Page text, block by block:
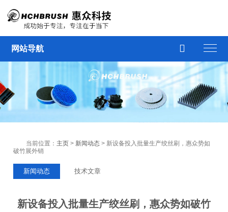
网站导航 
当前位置： 主页 > 新闻动态 > 新设备投入批量生产绞丝刷，惠众势如
破竹展外销
新闻动态 技术文章
新设备投入批量生产绞丝刷，惠众势如破竹